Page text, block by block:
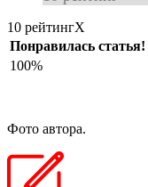
10 рейтингX
Понравилась статья!
100%
Фото автора.